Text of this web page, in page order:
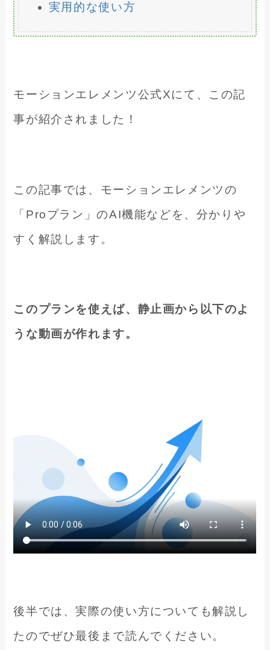
実用的な使い方
モーションエレメンツ公式Xにて、この記
事が紹介されました！
この記事では、モーションエレメンツの
「Proプラン」のAI機能などを、分かりや
すく解説します。
このプランを使えば、静止画から以下のよ
うな動画が作れます。
後半では、実際の使い方についても解説し
たのでぜひ最後まで読んでください。